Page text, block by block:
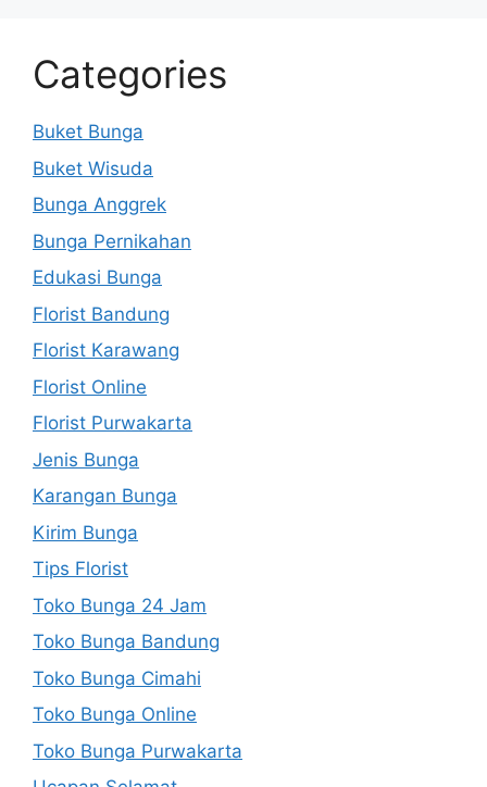
Categories
Buket Bunga
Buket Wisuda
Bunga Anggrek
Bunga Pernikahan
Edukasi Bunga
Florist Bandung
Florist Karawang
Florist Online
Florist Purwakarta
Jenis Bunga
Karangan Bunga
Kirim Bunga
Tips Florist
Toko Bunga 24 Jam
Toko Bunga Bandung
Toko Bunga Cimahi
Toko Bunga Online
Toko Bunga Purwakarta